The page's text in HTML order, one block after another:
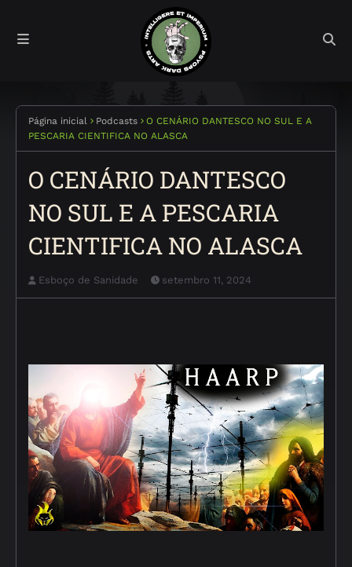
Página inicial Podcasts
O CENÁRIO DANTESCO NO SUL E A
PESCARIA CIENTIFICA NO ALASCA
O CENÁRIO DANTESCO
NO SUL E A PESCARIA
CIENTIFICA NO ALASCA
Esboço de Sanidade setembro 11, 2024